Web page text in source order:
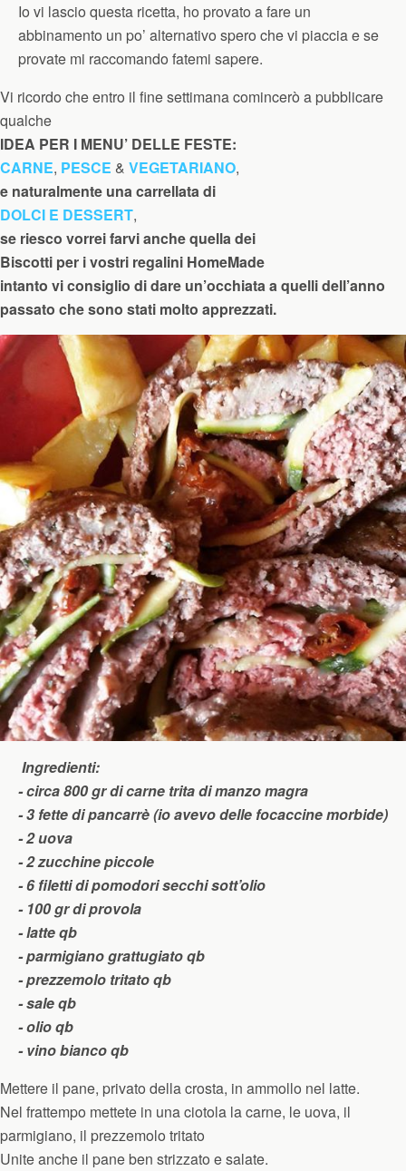
Io vi lascio questa ricetta, ho provato a fare un
abbinamento un po’ alternativo spero che vi piaccia e se
provate mi raccomando fatemi sapere.
Vi ricordo che entro il fine settimana comincerò a pubblicare
qualche
IDEA PER I MENU’ DELLE FESTE:
CARNE, PESCE & VEGETARIANO,
e naturalmente una carrellata di
DOLCI E DESSERT,
se riesco vorrei farvi anche quella dei
Biscotti per i vostri regalini HomeMade
intanto vi consiglio di dare un’occhiata a quelli dell’anno
passato che sono stati molto apprezzati.
Ingredienti:
- circa 800 gr di carne trita di manzo magra
- 3 fette di pancarrè (io avevo delle focaccine morbide)
- 2 uova
- 2 zucchine piccole
- 6 filetti di pomodori secchi sott’olio
- 100 gr di provola
- latte qb
- parmigiano grattugiato qb
- prezzemolo tritato qb
- sale qb
- olio qb
- vino bianco qb
Mettere il pane, privato della crosta, in ammollo nel latte.
Nel frattempo mettete in una ciotola la carne, le uova, il
parmigiano, il prezzemolo tritato
Unite anche il pane ben strizzato e salate.